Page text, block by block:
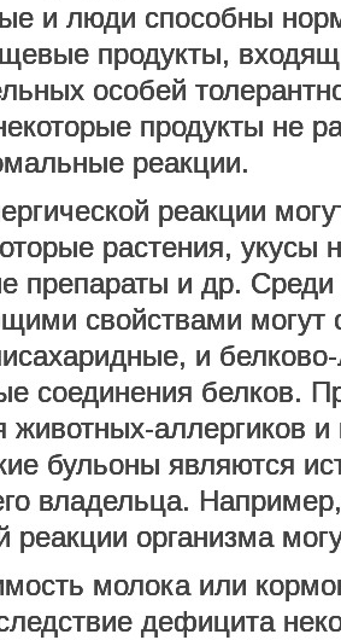
и люди способны
продукты,
особей
продукты не
реакции.
реакции
растения, укусы
препараты и др.
свойствами могут
и
соединения белков.
животных-аллергиков
бульоны являются
владельца.
реакции организма
молока или
дефицита